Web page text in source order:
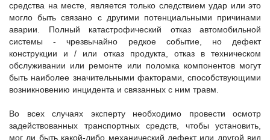
средства на месте, является только следствием удар или это
могло быть связано с другими потенциальными причинами
аварии. Полный катастрофический отказ автомобильной
системы - чрезвычайно редкое событие, но дефект
конструкции и / или отказ продукта, отказ в техническом
обслуживании или ремонте или поломка компонентов могут
быть наиболее значительными факторами, способствующими
возникновению инцидента и связанных с ним травм.
Во всех случаях эксперту необходимо провести осмотр
задействованных транспортных средств, чтобы установить,
мог ли быть какой-либо механический дефект или другой вид